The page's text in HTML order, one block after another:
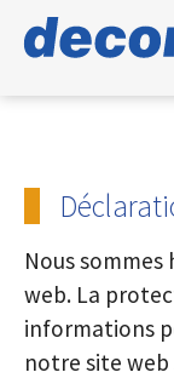
Skip to main
Skip to page
Nous
web. La
informations
notre site